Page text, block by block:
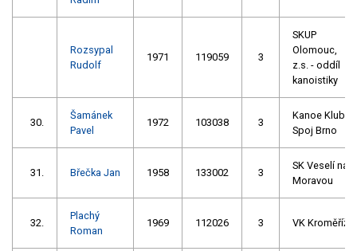
Rozsypal
Rudolf
1971 119059 3
SKUP
Olomouc,
z.s. - oddíl
kanoistiky
30.
Šamánek
Pavel
1972 103038 3
Kanoe Klub
Spoj Brno
31. Břečka Jan 1958 133002 3
SK Veselí nad
Moravou
32.
Plachý
Roman
1969 112026 3 VK Kroměříž